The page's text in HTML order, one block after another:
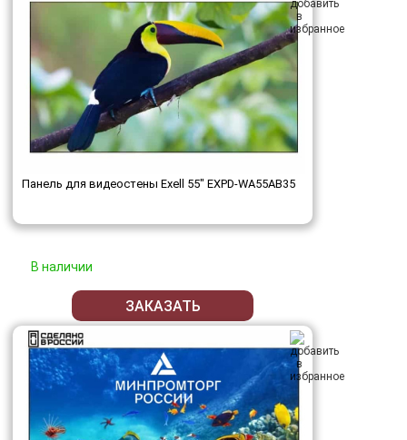
Панель для видеостены Exell 55" EXPD-WA55AB35
В наличии
ЗАКАЗАТЬ